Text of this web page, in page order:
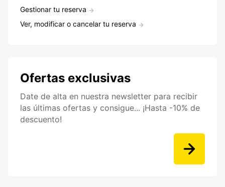
Gestionar tu reserva
Ver, modificar o cancelar tu reserva
Ofertas exclusivas
Date de alta en nuestra newsletter para recibir
las últimas ofertas y consigue... ¡Hasta -10% de
descuento!